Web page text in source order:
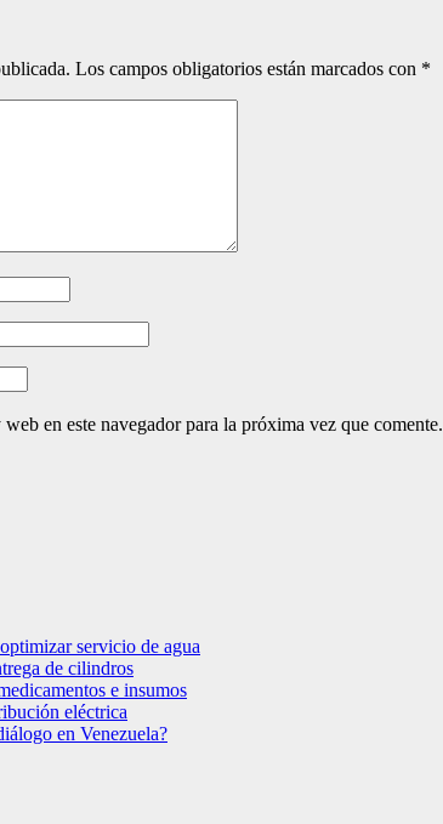
Los campos obligatorios están marcados con *
en este navegador para la próxima vez que comente.
servicio de agua
de cilindros
e insumos
eléctrica
en Venezuela?